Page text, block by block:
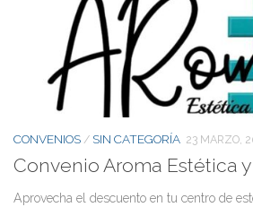
CONVENIOS / SIN CATEGORÍA 23 MARZO,
Convenio Aroma Estética
Aprovecha el descuento en tu centro de